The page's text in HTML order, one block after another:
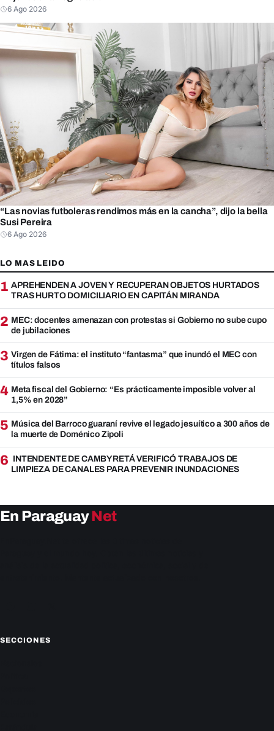
6 Ago 2026
“Las novias futboleras rendimos más en la cancha”, dijo la bella
Susi Pereira
6 Ago 2026
LO MAS LEIDO
1 APREHENDEN A JOVEN Y RECUPERAN OBJETOS HURTADOS
TRAS HURTO DOMICILIARIO EN CAPITÁN MIRANDA
2 MEC: docentes amenazan con protestas si Gobierno no sube cupo
de jubilaciones
3 Virgen de Fátima: el instituto “fantasma” que inundó el MEC con
títulos falsos
4 Meta fiscal del Gobierno: “Es prácticamente imposible volver al
1,5% en 2028”
5 Música del Barroco guaraní revive el legado jesuítico a 300 años de
la muerte de Doménico Zipoli
6 INTENDENTE DE CAMBYRETÁ VERIFICÓ TRABAJOS DE
LIMPIEZA DE CANALES PARA PREVENIR INUNDACIONES
En ParaguayNet
SECCIONES